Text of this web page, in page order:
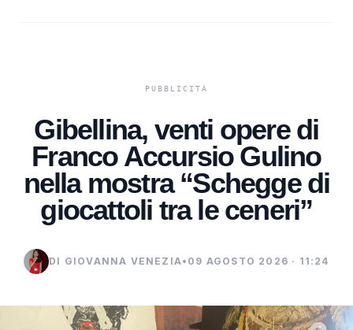
Gibellina, venti opere di
Franco Accursio Gulino
nella mostra “Schegge di
giocattoli tra le ceneri”
DI GIOVANNA VENEZIA• 09 AGOSTO 2026 · 11:24